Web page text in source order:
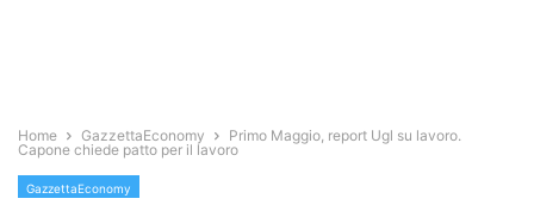
Home GazzettaEconomy
Primo Maggio, report Ugl su lavoro.
Capone chiede patto per il lavoro
GazzettaEconomy